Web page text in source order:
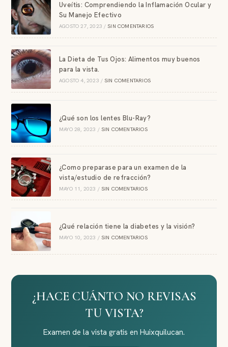
Uveítis: Comprendiendo la Inflamación Ocular y
Su Manejo Efectivo
AGOSTO 27, 2023 / SIN COMENTARIOS
La Dieta de Tus Ojos: Alimentos muy buenos
para la vista.
AGOSTO 4, 2023 / SIN COMENTARIOS
¿Qué son los lentes Blu-Ray?
MAYO 28, 2023 / SIN COMENTARIOS
¿Como preparase para un examen de la
vista/estudio de refracción?
MAYO 11, 2023 / SIN COMENTARIOS
¿Qué relación tiene la diabetes y la visión?
MAYO 10, 2023 / SIN COMENTARIOS
¿HACE CUÁNTO NO REVISAS
TU VISTA?
Examen de la vista gratis en Huixquilucan.